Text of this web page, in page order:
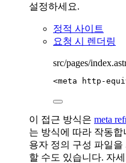
설정하세요.
정적 사이트
요청 시 렌더링
src/pages/
<meta http-
이 접근 방식은 meta
는 방식에 따라 작동
용자 정의 구성 파일
할 수도 있습니다. 자